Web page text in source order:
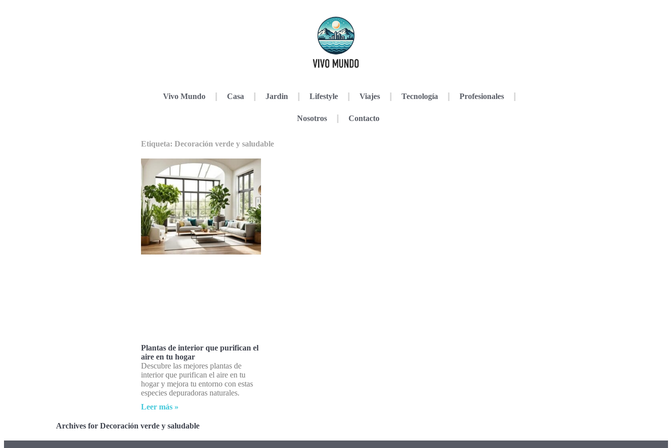
Vivo Mundo Casa Jardin Lifestyle Viajes Tecnología Profesionales
Nosotros Contacto
Etiqueta: Decoración verde y saludable
Plantas de interior que purifican el
aire en tu hogar
Descubre las mejores plantas de
interior que purifican el aire en tu
hogar y mejora tu entorno con estas
especies depuradoras naturales.
Leer más »
Archives for Decoración verde y saludable